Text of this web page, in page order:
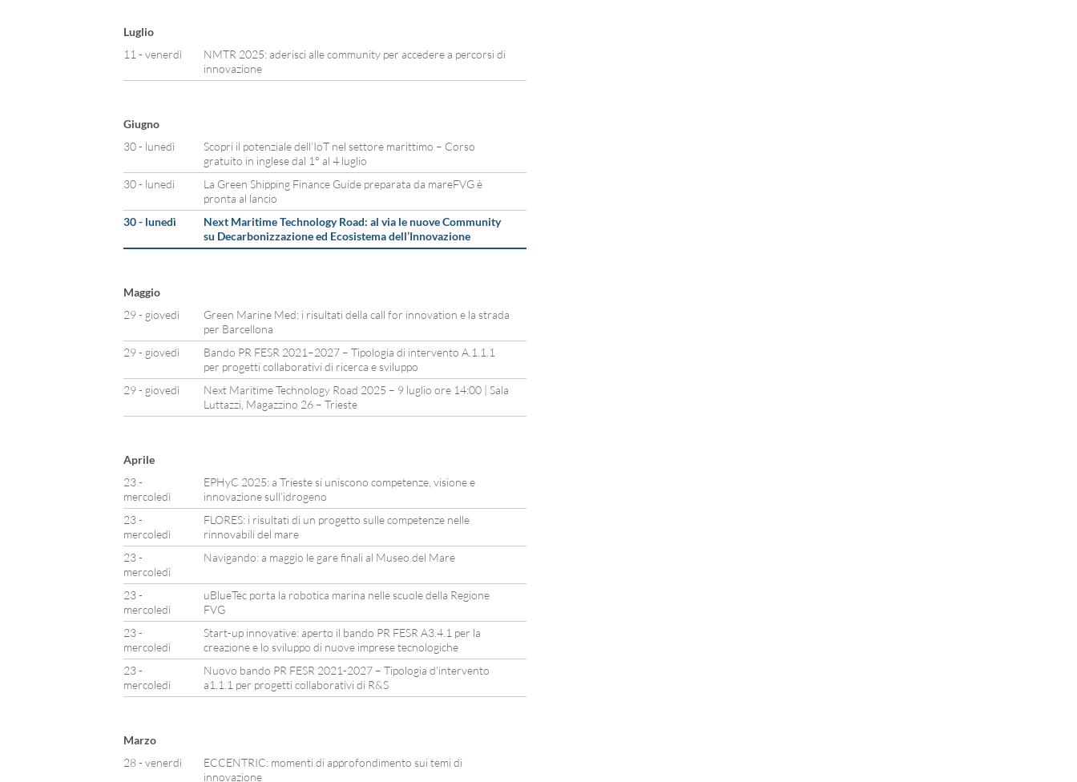
Luglio
11 - venerdì
NMTR 2025: aderisci alle community per accedere a percorsi di
innovazione
Giugno
30 - lunedì
Scopri il potenziale dell’IoT nel settore marittimo – Corso
gratuito in inglese dal 1° al 4 luglio
30 - lunedì
La Green Shipping Finance Guide preparata da mareFVG è
pronta al lancio
30 - lunedì
Next Maritime Technology Road: al via le nuove Community
su Decarbonizzazione ed Ecosistema dell’Innovazione
Maggio
29 - giovedì
Green Marine Med: i risultati della call for innovation e la strada
per Barcellona
29 - giovedì
Bando PR FESR 2021–2027 – Tipologia di intervento A.1.1.1
per progetti collaborativi di ricerca e sviluppo
29 - giovedì
Next Maritime Technology Road 2025 – 9 luglio ore 14:00 | Sala
Luttazzi, Magazzino 26 – Trieste
Aprile
23 -
mercoledì
EPHyC 2025: a Trieste si uniscono competenze, visione e
innovazione sull’idrogeno
23 -
mercoledì
FLORES: i risultati di un progetto sulle competenze nelle
rinnovabili del mare
23 -
mercoledì
Navigando: a maggio le gare finali al Museo del Mare
23 -
mercoledì
uBlueTec porta la robotica marina nelle scuole della Regione
FVG
23 -
mercoledì
Start-up innovative: aperto il bando PR FESR A3.4.1 per la
creazione e lo sviluppo di nuove imprese tecnologiche
23 -
mercoledì
Nuovo bando PR FESR 2021-2027 – Tipologia d’intervento
a1.1.1 per progetti collaborativi di R&S
Marzo
28 - venerdì
ECCENTRIC: momenti di approfondimento sui temi di
innovazione